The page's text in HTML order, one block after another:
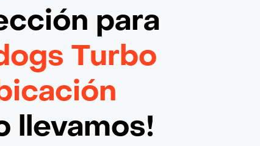
para
Turbo
llevamos!